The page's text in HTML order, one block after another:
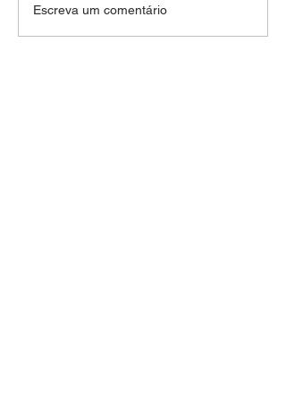
“O INDIVIDUALISMO
Escreva um comentário